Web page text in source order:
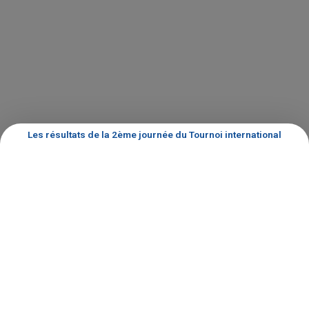
Les résultats de la 2ème journée du Tournoi international